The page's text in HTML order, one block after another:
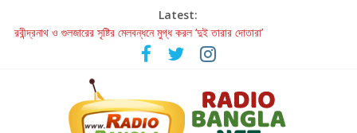
Latest:
রবীন্দ্রনাথ ও গুলজারের সৃষ্টির মেলবন্ধনে মুগ্ধ করল ‘দুই তারার দোতারা’
কলের গান থেকে রীলস্ — বাঙালির গান শোনার বিবর্তনের গল্প
জগন্নাথমঙ্গলম্ — বাংলায় প্রথমবার মঞ্চে এবার রথযাত্রার উদযাপন
Retribution: A Thought-Provoking Short Film That Challenges
Our Understanding of Justice
হাওয়া বদলের টলিউডে ‘তুমি এলে তাই’